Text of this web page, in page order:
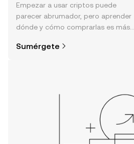
Empezar a usar criptos puede
parecer abrumador, pero aprender
dónde y cómo comprarlas es más
tu aventura en la aplicación móvil de
Sumérgete